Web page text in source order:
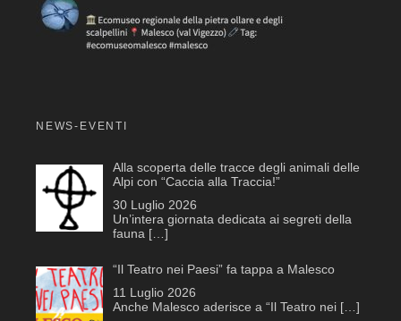
NEWS-EVENTI
Alla scoperta delle tracce degli animali delle
Alpi con “Caccia alla Traccia!”
30 Luglio 2026
Un’intera giornata dedicata ai segreti della
fauna […]
“Il Teatro nei Paesi” fa tappa a Malesco
11 Luglio 2026
Anche Malesco aderisce a “Il Teatro nei […]